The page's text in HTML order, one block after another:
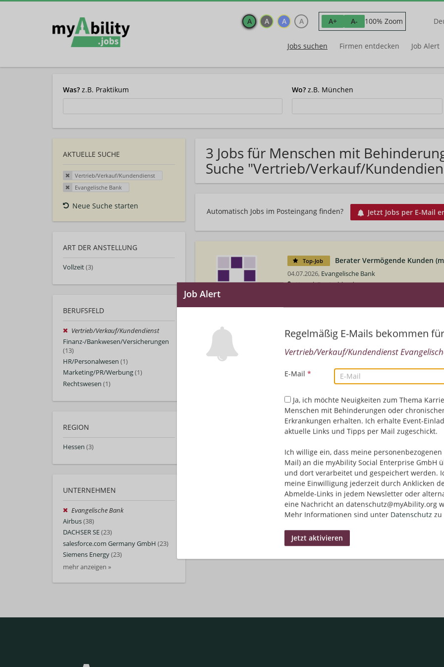
A A A A A+ A- 100% Zoom
Jobs suchen Firmen entdecken Job Alert
Was? z.B. Praktikum Wo? z.B. München
AKTUELLE SUCHE
Vertrieb/Verkauf/Kundendienst
Evangelische Bank
Neue Suche starten
ART DER ANSTELLUNG
Vollzeit(3)
BERUFSFELD
Vertrieb/Verkauf/Kundendienst
Finanz-/Bankwesen/Versicherungen
(13)
HR/Personalwesen (1)
Marketing/PR/Werbung(1)
Rechtswesen (1)
REGION
Hessen (3)
UNTERNEHMEN
Evangelische Bank
Airbus(38)
DACHSER SE(23)
salesforce.com Germany GmbH (23)
Siemens Energy(23)
mehr anzeigen »
3 Jobs für Menschen mit
Suche "Vertrieb/Verkauf/
Automatisch Jobs im Posteingang finden? Jetzt Jobs per E-Mail
Regelmäßig E-Mails bekommen für
Vertrieb/Verkauf/Kundendienst
E-Mail *
Ja, ich möchte Neuigkeiten zum Thema
Menschen mit Behinderungen oder
Erkrankungen erhalten. Ich erhalte Event-
aktuelle Links und Tipps per Mail zugeschickt.
Ich willige ein, dass meine personenbezogenen
Mail) an die myAbility Social Enterprise GmbH
und dort verarbeitet und gespeichert werden.
meine Einwilligung jederzeit durch Anklicken
Abmelde-Links in jedem Newsletter oder
eine Nachricht an datenschutz@myAbility.org
Mehr Informationen sind unter Datenschutz zu
Top-Job Berater Vermögende Kunden
04.07.2026, Evangelische Bank
Kassel, Deutschland
Finanz-/Bankwesen/Versicherungen | Vertrieb/
Initiativbewerbung EB-Kundenservice GmbH
01.05.2026,
Evangelische Bank
Kassel, Deutschland
Finanz-/Bankwesen/Versicherungen | Vertrieb/
Top-Job
Abteilungsleiter Privatkunden
(m/w/d)
24.04.2026,Evangelische Bank
Finanz-/Bankwesen/Versicherungen | Vertrieb/
Automatisch Jobs im Posteingang finden? Jetzt Jobs per E-Mail